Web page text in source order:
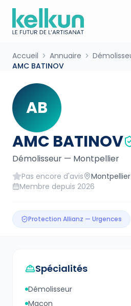
Accueil Annuaire
AMC BATINOV
AB
AMC BATINOV
Démolisseur — Montpellier
Pas encore d'avis Montpellier
Membre depuis 2026
Protection Allianz — Urgences
Spécialités
Démolisseur
Maçon